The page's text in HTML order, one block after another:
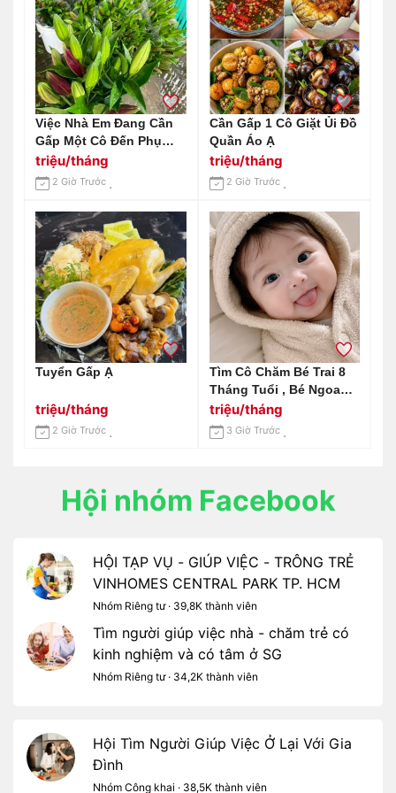
Việc Nhà Em Đang Cần
Gấp Một Cô Đến Phụ
Giúp Việc Nhà Cửa 1 Tay
Tại Khu Vực Gần Nhà
Thờ Tân Hương, Quận
Tân Phú.
triệu/tháng
2 Giờ Trước
Cần Gấp 1 Cô Giặt Ủi Đồ
Quần Áo Ạ
triệu/tháng
2 Giờ Trước
Tuyển Gấp Ạ
triệu/tháng
2 Giờ Trước
Tìm Cô Chăm Bé Trai 8
Tháng Tuổi , Bé Ngoan
Và Ít Quấy Khóc Ở Quận
7
triệu/tháng
3 Giờ Trước
Hội nhóm Facebook
HỘI TẠP VỤ - GIÚP VIỆC - TRÔNG TRẺ
VINHOMES CENTRAL PARK TP. HCM
Nhóm Riêng tư · 39,8K thành viên
Tìm người giúp việc nhà - chăm trẻ có
kinh nghiệm và có tâm ở SG
Nhóm Riêng tư · 34,2K thành viên
Hội Tìm Người Giúp Việc Ở Lại Với Gia
Đình
Nhóm Công khai · 38,5K thành viên